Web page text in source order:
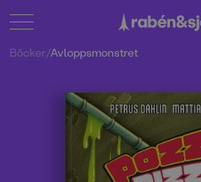
Böcker/Avloppsmonstret